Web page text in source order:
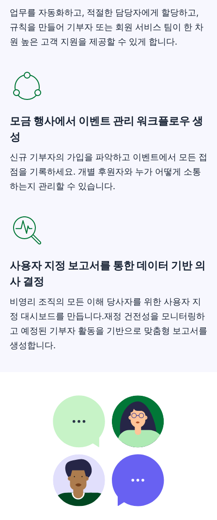
업무를 자동화하고, 적절한 담당자에게 할당하고,
규칙을 만들어 기부자 또는 회원 서비스 팀이 한 차
원 높은 고객 지원을 제공할 수 있게 합니다.
모금 행사에서 이벤트 관리 워크플로우 생
성
신규 기부자의 가입을 파악하고 이벤트에서 모든 접
점을 기록하세요. 개별 후원자와 누가 어떻게 소통
하는지 관리할 수 있습니다.
사용자 지정 보고서를 통한 데이터 기반 의
사 결정
비영리 조직의 모든 이해 당사자를 위한 사용자 지
정 대시보드를 만듭니다.재정 건전성을 모니터링하
고 예정된 기부자 활동을 기반으로 맞춤형 보고서를
생성합니다.